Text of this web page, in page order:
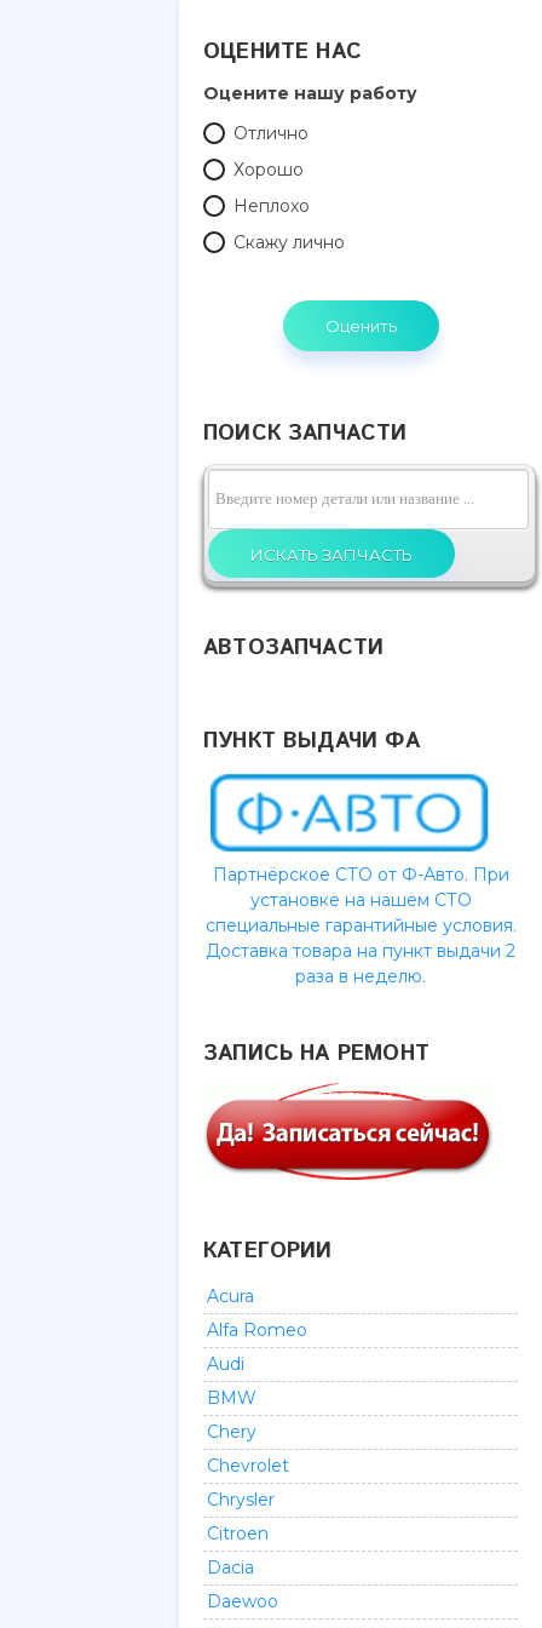
ОЦЕНИТЕ НАС
Оцените нашу работу
Отлично
Хорошо
Неплохо
Скажу лично
ПОИСК ЗАПЧАСТИ
АВТОЗАПЧАСТИ
ПУНКТ ВЫДАЧИ ФА
Партнёрское СТО от Ф-Авто. При
установке на нашем СТО
специальные гарантийные условия.
Доставка товара на пункт выдачи 2
раза в неделю.
ЗАПИСЬ НА РЕМОНТ
КАТЕГОРИИ
Acura
Alfa Romeo
Audi
BMW
Chery
Chevrolet
Chrysler
Citroen
Dacia
Daewoo